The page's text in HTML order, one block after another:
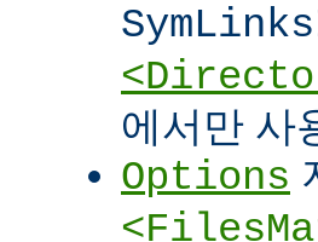
에서만 사
Options